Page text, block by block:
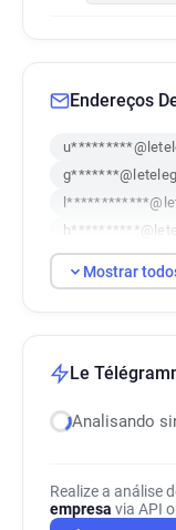
Endereços
Mostrar
Le
Analisando
Realize a análise
empresa via API